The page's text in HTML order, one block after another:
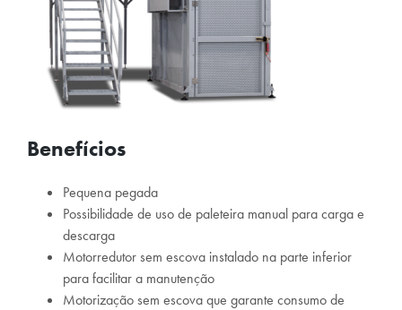
Benefícios
Pequena pegada
Possibilidade de uso de paleteira manual para carga e
descarga
Motorredutor sem escova instalado na parte inferior
para facilitar a manutenção
Motorização sem escova que garante consumo de